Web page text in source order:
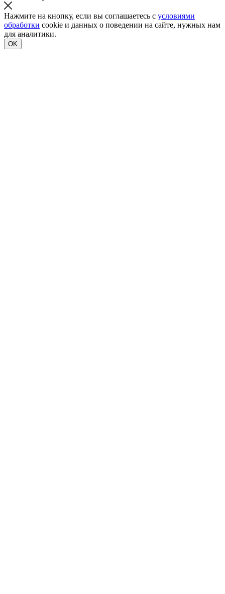
Нажмите на кнопку, если вы соглашаетесь с условиями
обработки cookie и данных о поведении на сайте, нужных нам
для аналитики.
OK